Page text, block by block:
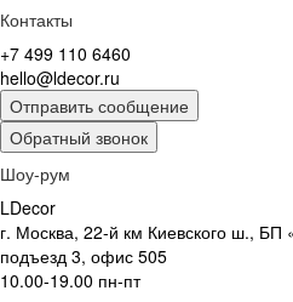
Контакты
+7 499 110 6460
hello@ldecor.ru
Отправить сообщение
Обратный звонок
Шоу-рум
LDecor
г. Москва, 22-й км Киевского ш., БП
подъезд 3, офис 505
10.00-19.00 пн-пт